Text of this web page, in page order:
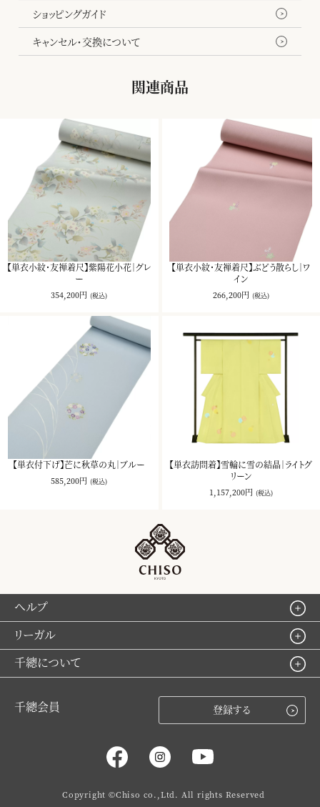
ショッピングガイド
キャンセル・交換について
関連商品
【単衣小紋・友禅着尺】紫陽花小花｜グレ
ー
354,200円 (税込)
【単衣小紋・友禅着尺】ぶどう散らし｜ワ
イン
266,200円 (税込)
【単衣付下げ】芒に秋草の丸｜ブルー
585,200円 (税込)
【単衣訪問着】雪輪に雪の結晶｜ライトグ
リーン
1,157,200円 (税込)
ヘルプ
リーガル
千總について
千總会員 登録する
Copyright ©Chiso co.,Ltd. All rights Reserved